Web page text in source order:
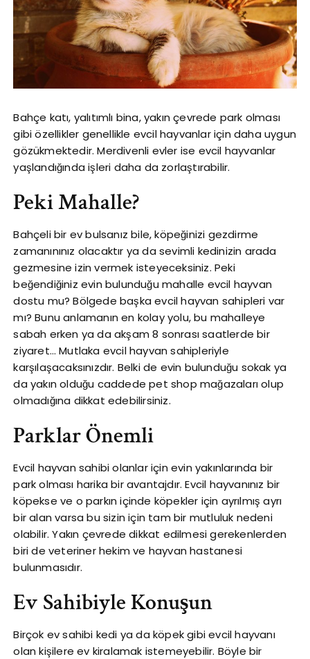
Bahçe katı, yalıtımlı bina, yakın çevrede park olması
gibi özellikler genellikle evcil hayvanlar için daha uygun
gözükmektedir. Merdivenli evler ise evcil hayvanlar
yaşlandığında işleri daha da zorlaştırabilir.
Peki Mahalle?
Bahçeli bir ev bulsanız bile, köpeğinizi gezdirme
zamanınınız olacaktır ya da sevimli kedinizin arada
gezmesine izin vermek isteyeceksiniz. Peki
beğendiğiniz evin bulunduğu mahalle evcil hayvan
dostu mu? Bölgede başka evcil hayvan sahipleri var
mı? Bunu anlamanın en kolay yolu, bu mahalleye
sabah erken ya da akşam 8 sonrası saatlerde bir
ziyaret… Mutlaka evcil hayvan sahipleriyle
karşılaşacaksınızdır. Belki de evin bulunduğu sokak ya
da yakın olduğu caddede pet shop mağazaları olup
olmadığına dikkat edebilirsiniz.
Parklar Önemli
Evcil hayvan sahibi olanlar için evin yakınlarında bir
park olması harika bir avantajdır. Evcil hayvanınız bir
köpekse ve o parkın içinde köpekler için ayrılmış ayrı
bir alan varsa bu sizin için tam bir mutluluk nedeni
olabilir. Yakın çevrede dikkat edilmesi gerekenlerden
biri de veteriner hekim ve hayvan hastanesi
bulunmasıdır.
Ev Sahibiyle Konuşun
Birçok ev sahibi kedi ya da köpek gibi evcil hayvanı
olan kişilere ev kiralamak istemeyebilir. Böyle bir